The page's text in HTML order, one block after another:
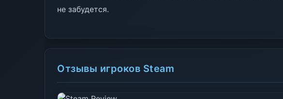
не забудется.
Отзывы игроков Steam